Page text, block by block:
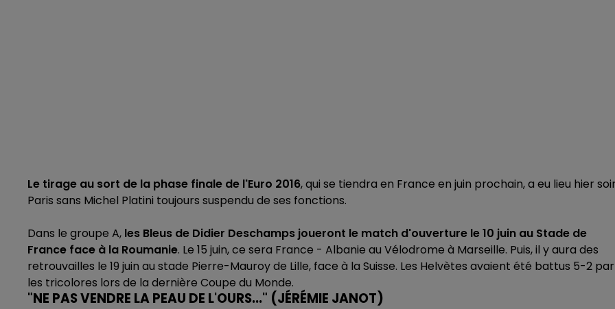
Le tirage au sort de la phase finale de l'Euro 2016, qui se tiendra en France en juin prochain, a eu lieu hier
Paris sans Michel Platini toujours suspendu de ses fonctions.
Dans le groupe A, les Bleus de Didier Deschamps joueront le match d'ouverture le 10 juin au Stade de
France face à la Roumanie. Le 15 juin, ce sera France - Albanie au Vélodrome à Marseille. Puis, il y aura des
retrouvailles le 19 juin au stade Pierre-Mauroy de Lille, face à la Suisse. Les Helvètes avaient été battus 5-2 par
les tricolores lors de la dernière Coupe du Monde.
"NE PAS VENDRE LA PEAU DE L'OURS..." (JÉRÉMIE JANOT)